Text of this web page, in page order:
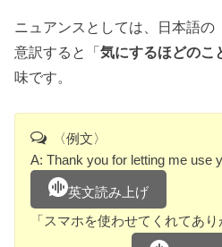
ニュアンスとしては、日本語の
意訳すると「気にするほどのこ
味です。
〈例文〉
A: Thank you for letting me use
英文読み上げ
「スマホを使わせてくれてあり